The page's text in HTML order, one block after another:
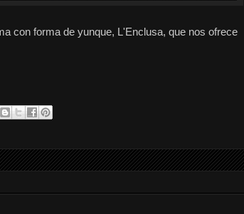
con forma de yunque, L'Enclusa, que nos ofrece